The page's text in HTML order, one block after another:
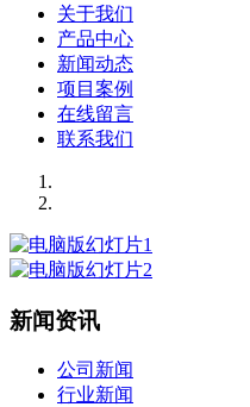
关于我们
产品中心
新闻动态
项目案例
在线留言
联系我们
新闻资讯
公司新闻
行业新闻